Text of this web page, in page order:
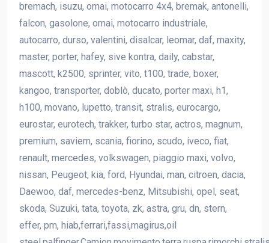
bremach, isuzu, omai, motocarro 4x4, bremak, antonelli,
falcon, gasolone, omai, motocarro industriale,
autocarro, durso, valentini, disalcar, leomar, daf, maxity,
master, porter, hafey, sive kontra, daily, cabstar,
mascott, k2500, sprinter, vito, t100, trade, boxer,
kangoo, transporter, doblò, ducato, porter maxi, h1,
h100, movano, lupetto, transit, stralis, eurocargo,
eurostar, eurotech, trakker, turbo star, actros, magnum,
premium, saviem, scania, fiorino, scudo, iveco, fiat,
renault, mercedes, volkswagen, piaggio maxi, volvo,
nissan, Peugeot, kia, ford, Hyundai, man, citroen, dacia,
Daewoo, daf, mercedes-benz, Mitsubishi, opel, seat,
skoda, Suzuki, tata, toyota, zk, astra, gru, dn, stern,
effer, pm, hiab,ferrari,fassi,magirus,oil